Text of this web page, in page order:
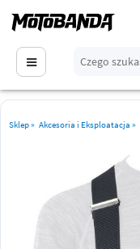
Sklep» Akcesoria i Eksploatacja »